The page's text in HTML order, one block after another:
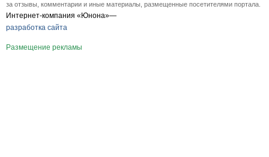
за отзывы, комментарии и иные материалы, размещенные посетителями портала.
Интернет-компания «Юнона»—
разработка сайта
Размещение рекламы